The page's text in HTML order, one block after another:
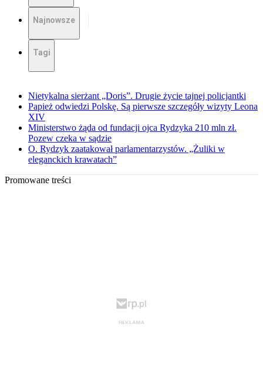
Najnowsze
Tagi
Nietykalna sierżant „Doris”. Drugie życie tajnej policjantki
Papież odwiedzi Polskę. Są pierwsze szczegóły wizyty Leona
XIV
Ministerstwo żąda od fundacji ojca Rydzyka 210 mln zł.
Pozew czeka w sądzie
O. Rydzyk zaatakował parlamentarzystów. „Żuliki w
eleganckich krawatach”
Promowane treści